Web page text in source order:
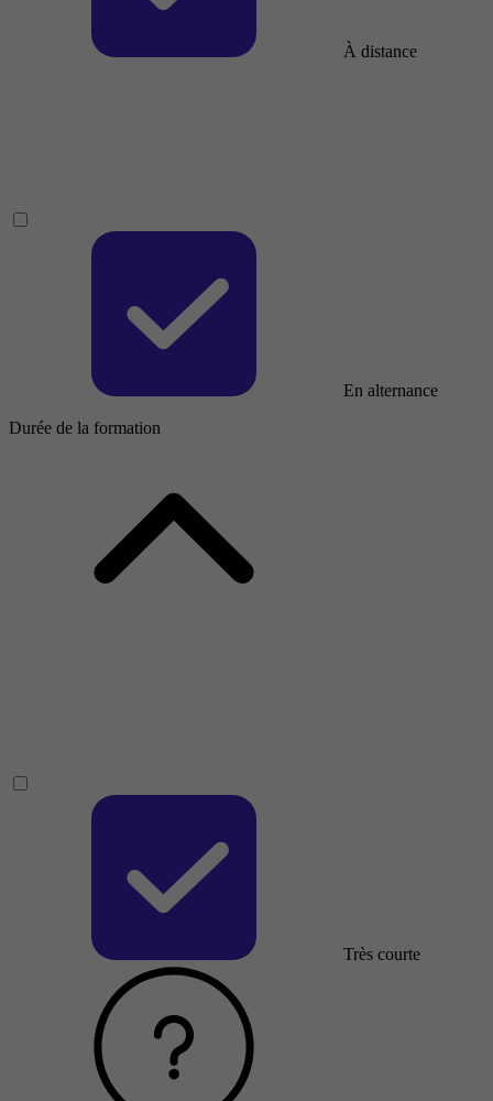
À distance
En alternance
Durée de la formation
Très courte